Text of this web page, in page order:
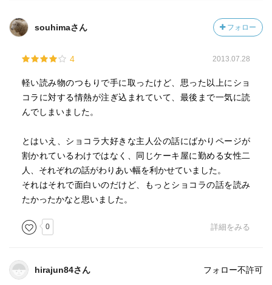
souhimaさん フォロー
4 2013.07.28
軽い読み物のつもりで手に取ったけど、思った以上にショ
コラに対する情熱が注ぎ込まれていて、最後まで一気に読
んでしまいました。
とはいえ、ショコラ大好きな主人公の話にばかりページが
割かれているわけではなく、同じケーキ屋に勤める女性二
人、それぞれの話がわりあい幅を利かせていました。
それはそれで面白いのだけど、もっとショコラの話を読み
たかったかなと思いました。
0 詳細をみる
hirajun84さん フォロー不許可